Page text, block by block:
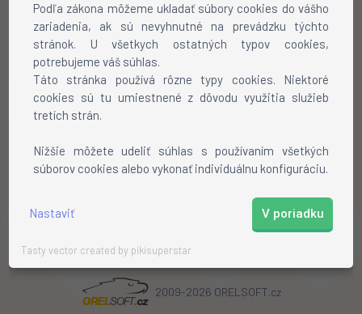
Podľa zákona môžeme ukladať súbory cookies do vášho
zariadenia, ak sú nevyhnutné na prevádzku týchto
stránok. U všetkych ostatných typov cookies,
potrebujeme váš súhlas.
Táto stránka používá rôzne typy cookies. Niektoré
cookies sú tu umiestnené z dôvodu využitia služieb
tretích strán.
Nižšie môžete udeliť súhlas s používaním všetkých
súborov cookies alebo vykonať individuálnu konfiguráciu.
Nastaviť V poriadku
Tasty vector created by pikisuperstar
NÁVODY
MINECRAFT
COUNTER-STRIKE
VIRTUÁLNÍ SERVERY
WEBHOSTING
2009-2026 ORELSOFT.cz